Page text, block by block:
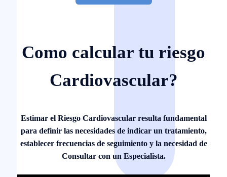
Como calcular tu riesgo
Cardiovascular?
Estimar el Riesgo Cardiovascular resulta fundamental
para definir las necesidades de indicar un tratamiento,
establecer frecuencias de seguimiento y la necesidad de
Consultar con un Especialista.